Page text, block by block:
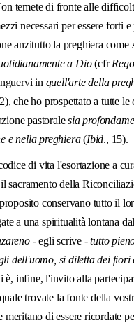
temete di fronte alle
necessari per essere forti e
anzitutto la preghiera come
a Dio(cfr
in quell'arte della
che ho prospettato a tutte le
pastoralesia
e nella preghiera(Ibid., 15).
di vita l'esortazione a
sacramento della
conservano tutto il
a una spiritualità lontana
- egli scrive -tutto
dell'uomo, si diletta dei fiori
è, infine, l'invito alla
trovate la fonte della
meritano di essere ricordate